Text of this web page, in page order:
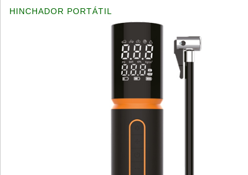
HINCHADOR PORTÁTIL